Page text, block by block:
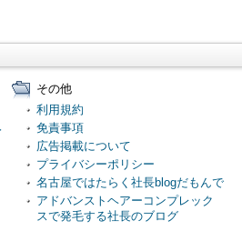
その他
利用規約
免責事項
広告掲載について
プライバシーポリシー
名古屋ではたらく社長blogだもんで
アドバンストヘアーコンプレック
スで発毛する社長のブログ